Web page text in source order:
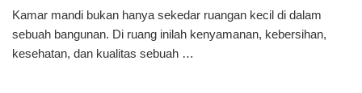
Kamar mandi bukan hanya sekedar ruangan kecil di dalam
sebuah bangunan. Di ruang inilah kenyamanan, kebersihan,
kesehatan, dan kualitas sebuah …